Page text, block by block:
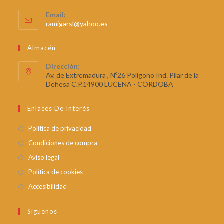
Email:
ramigarsl@yahoo.es
Almacén
Dirección:
Av. de Extremadura , Nº26 Polígono Ind. Pilar de la
Dehesa C.P.14900 LUCENA - CORDOBA
Enlaces De Interés
Política de privacidad
Condiciones de compra
Aviso legal
Política de cookies
Accesibilidad
Síguenos